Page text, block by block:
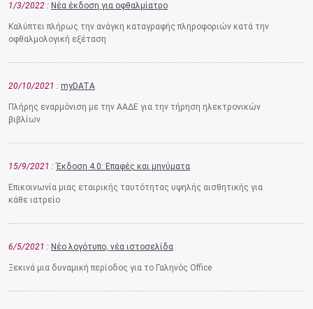
1/3/2022 Νέα έκδοση για οφθαλμίατρο
Καλύπτει πλήρως την ανάγκη καταγραφής πληροφοριών κατά την
οφθαλμολογική εξέταση
20/10/2021 myDATA
Πλήρης εναρμόνιση με την ΑΑΔΕ για την τήρηση ηλεκτρονικών
βιβλίων
15/9/2021 Έκδοση 4.0: Επαφές και μηνύματα
Επικοινωνία μιας εταιρικής ταυτότητας υψηλής αισθητικής για
κάθε ιατρείο
6/5/2021 Νέο λογότυπο, νέα ιστοσελίδα
Ξεκινά μια δυναμική περίοδος για το Γαληνός Office